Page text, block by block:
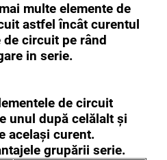
multe elemente de
astfel încât curentul
de circuit pe rând
in serie.
de circuit
unul după celălalt și
același curent.
grupării serie.